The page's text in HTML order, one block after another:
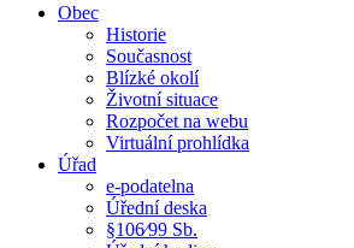
Obec
Historie
Současnost
Blízké okolí
Životní situace
Rozpočet na webu
Virtuální prohlídka
Úřad
e-podatelna
Úřední deska
§106⁄99 Sb.